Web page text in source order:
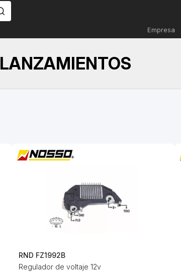
Empresa
LANZAMIENTOS
RND FZ1992B
Regulador de voltaje 12v